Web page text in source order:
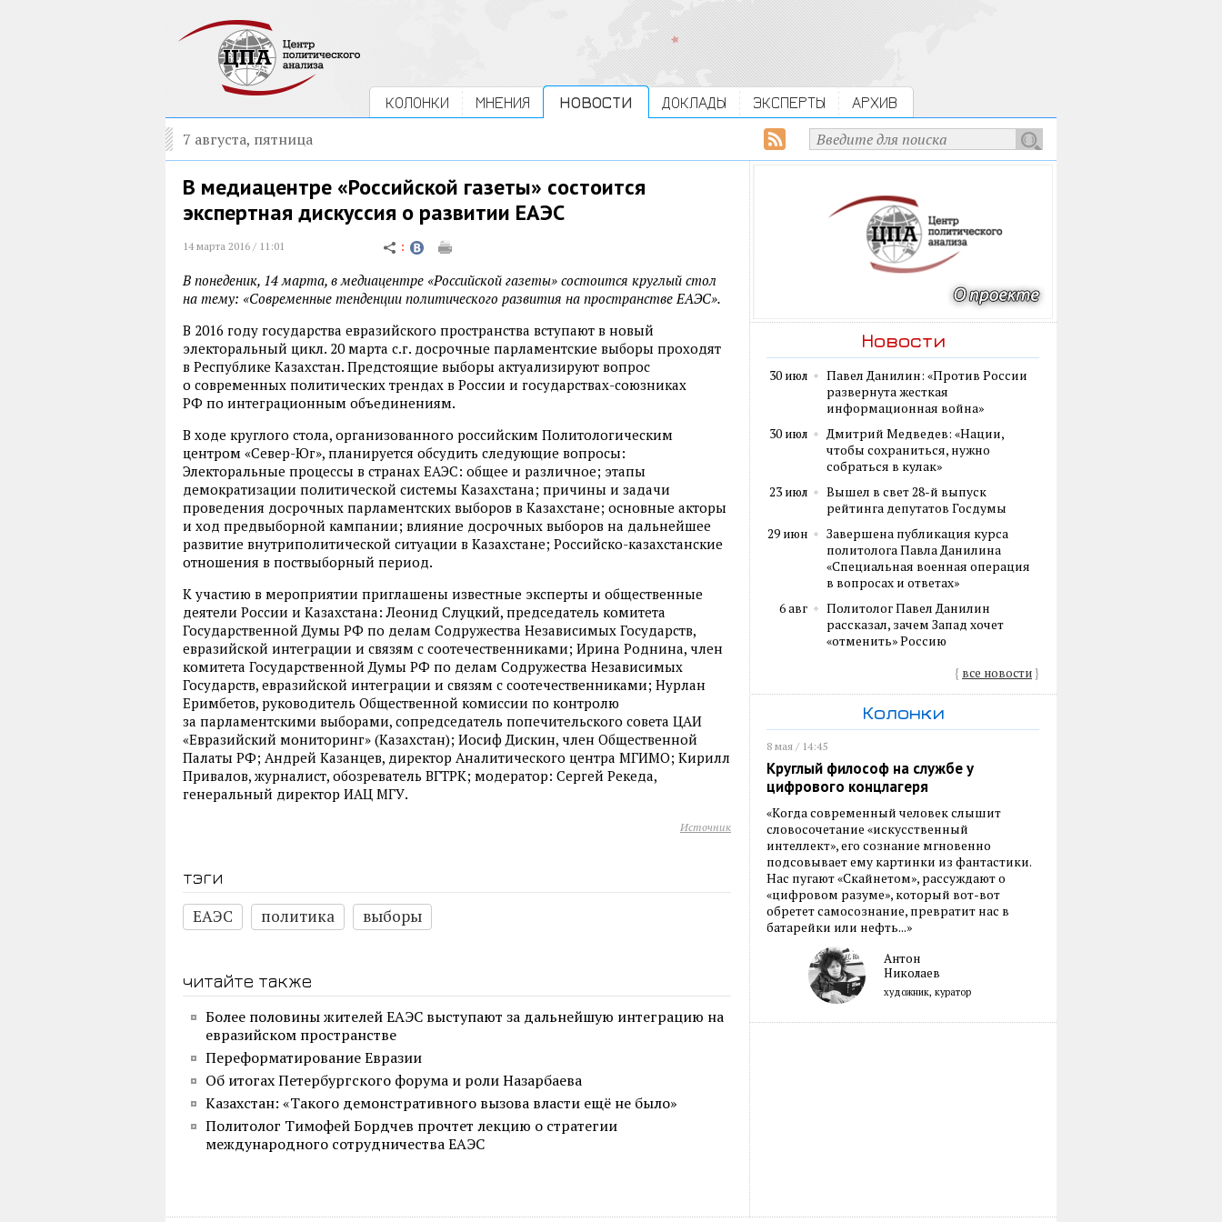
КОЛОНКИ МНЕНИЯ НОВОСТИ ДОКЛАДЫ ЭКСПЕРТЫ АРХИВ
7 августа, пятница
В медиацентре «Российской газеты» состоится
экспертная дискуссия о развитии ЕАЭС
14 марта 2016 / 11:01
В понеденик, 14 марта, в медиацентре «Российской газеты» состоится круглый стол
на тему: «Современные тенденции политического развития на пространстве ЕАЭС».
В 2016 году государства евразийского пространства вступают в новый
электоральный цикл. 20 марта с.г. досрочные парламентские выборы проходят
в Республике Казахстан. Предстоящие выборы актуализируют вопрос
о современных политических трендах в России и государствах-союзниках
РФ по интеграционным объединениям.
В ходе круглого стола, организованного российским Политологическим
центром «Север-Юг», планируется обсудить следующие вопросы:
Электоральные процессы в странах ЕАЭС: общее и различное; этапы
демократизации политической системы Казахстана; причины и задачи
проведения досрочных парламентских выборов в Казахстане; основные акторы
и ход предвыборной кампании; влияние досрочных выборов на дальнейшее
развитие внутриполитической ситуации в Казахстане; Российско-казахстанские
отношения в поствыборный период.
К участию в мероприятии приглашены известные эксперты и общественные
деятели России и Казахстана: Леонид Слуцкий, председатель комитета
Государственной Думы РФ по делам Содружества Независимых Государств,
евразийской интеграции и связям с соотечественниками; Ирина Роднина, член
комитета Государственной Думы РФ по делам Содружества Независимых
Государств, евразийской интеграции и связям с соотечественниками; Нурлан
Еримбетов, руководитель Общественной комиссии по контролю
за парламентскими выборами, сопредседатель попечительского совета ЦАИ
«Евразийский мониторинг» (Казахстан); Иосиф Дискин, член Общественной
Палаты РФ; Андрей Казанцев, директор Аналитического центра МГИМО; Кирилл
Привалов, журналист, обозреватель ВГТРК; модератор: Сергей Рекеда,
генеральный директор ИАЦ МГУ.
Источник
тэги
ЕАЭС
политика выборы
читайте также
Более половины жителей ЕАЭС выступают за дальнейшую интеграцию на
евразийском пространстве
Переформатирование Евразии
Об итогах Петербургского форума и роли Назарбаева
Казахстан: «Такого демонстративного вызова власти ещё не было»
Политолог Тимофей Бордчев прочтет лекцию о стратегии
международного сотрудничества ЕАЭС
Новости
30 июл
Павел Данилин: «Против России
развернута жесткая
информационная война»
30 июл
Дмитрий Медведев: «Нации,
чтобы сохраниться, нужно
собраться в кулак»
23 июл
Вышел в свет 28-й выпуск
рейтинга депутатов Госдумы
29 июн
Завершена публикация курса
политолога Павла Данилина
«Специальная военная операция
в вопросах и ответах»
6 авг
Политолог Павел Данилин
рассказал, зачем Запад хочет
«отменить» Россию
{ все новости}
Колонки
8 мая / 14:45
Круглый философ на службе у
цифрового концлагеря
«Когда современный человек слышит
словосочетание «искусственный
интеллект», его сознание мгновенно
подсовывает ему картинки из фантастики.
Нас пугают «Скайнетом», рассуждают о
«цифровом разуме», который вот-вот
обретет самосознание, превратит нас в
батарейки или нефть...»
Антон
Николаев
художник, куратор